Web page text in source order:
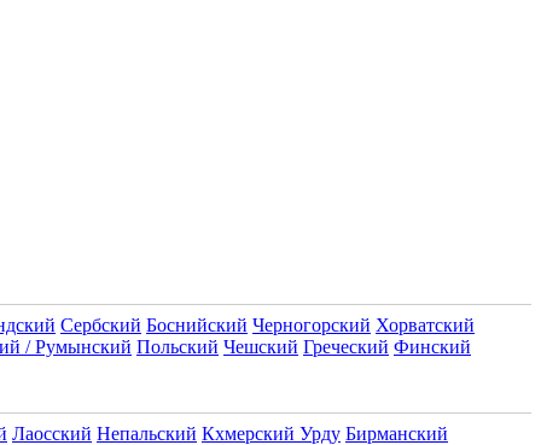
Сербский Боснийский Черногорский Хорватский
/ Румынский Польский Чешский Греческий Финский
Лаосский Непальский Кхмерский Урду Бирманский